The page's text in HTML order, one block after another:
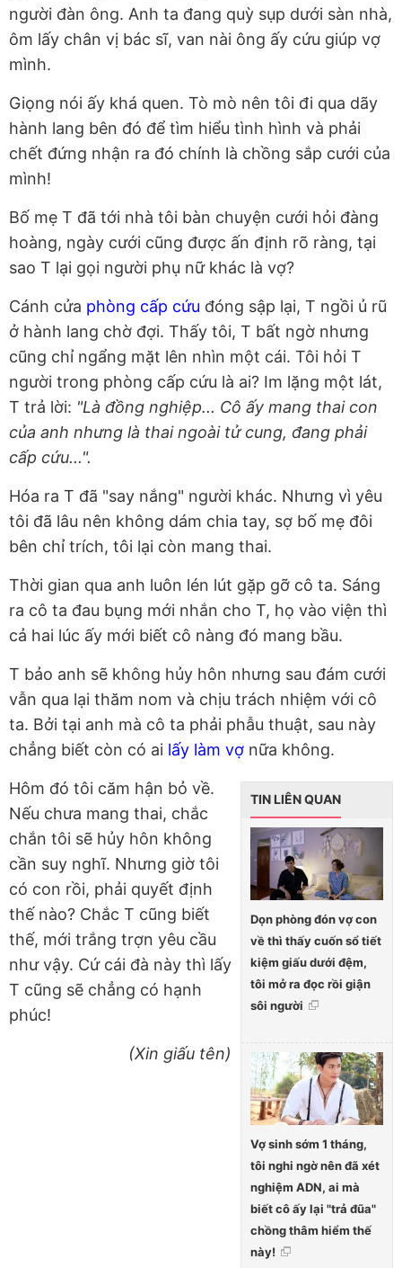
người đàn ông. Anh ta đang quỳ sụp dưới sàn nhà,
ôm lấy chân vị bác sĩ, van nài ông ấy cứu giúp vợ
mình.
Giọng nói ấy khá quen. Tò mò nên tôi đi qua dãy
hành lang bên đó để tìm hiểu tình hình và phải
chết đứng nhận ra đó chính là chồng sắp cưới của
mình!
Bố mẹ T đã tới nhà tôi bàn chuyện cưới hỏi đàng
hoàng, ngày cưới cũng được ấn định rõ ràng, tại
sao T lại gọi người phụ nữ khác là vợ?
Cánh cửa phòng cấp cứu đóng sập lại, T ngồi ủ rũ
ở hành lang chờ đợi. Thấy tôi, T bất ngờ nhưng
cũng chỉ ngẩng mặt lên nhìn một cái. Tôi hỏi T
người trong phòng cấp cứu là ai? Im lặng một lát,
T trả lời: "Là đồng nghiệp... Cô ấy mang thai con
của anh nhưng là thai ngoài tử cung, đang phải
cấp cứu...".
Hóa ra T đã "say nắng" người khác. Nhưng vì yêu
tôi đã lâu nên không dám chia tay, sợ bố mẹ đôi
bên chỉ trích, tôi lại còn mang thai.
Thời gian qua anh luôn lén lút gặp gỡ cô ta. Sáng
ra cô ta đau bụng mới nhắn cho T, họ vào viện thì
cả hai lúc ấy mới biết cô nàng đó mang bầu.
T bảo anh sẽ không hủy hôn nhưng sau đám cưới
vẫn qua lại thăm nom và chịu trách nhiệm với cô
ta. Bởi tại anh mà cô ta phải phẫu thuật, sau này
chẳng biết còn có ai lấy làm vợ nữa không.
TIN LIÊN QUAN
Dọn phòng đón vợ con
về thì thấy cuốn sổ tiết
kiệm giấu dưới đệm,
tôi mở ra đọc rồi giận
sôi người
Vợ sinh sớm 1 tháng,
tôi nghi ngờ nên đã xét
nghiệm ADN, ai mà
biết cô ấy lại "trả đũa"
chồng thâm hiểm thế
này!
Hôm đó tôi căm hận bỏ về.
Nếu chưa mang thai, chắc
chắn tôi sẽ hủy hôn không
cần suy nghĩ. Nhưng giờ tôi
có con rồi, phải quyết định
thế nào? Chắc T cũng biết
thế, mới trắng trợn yêu cầu
như vậy. Cứ cái đà này thì lấy
T cũng sẽ chẳng có hạnh
phúc!
(Xin giấu tên)